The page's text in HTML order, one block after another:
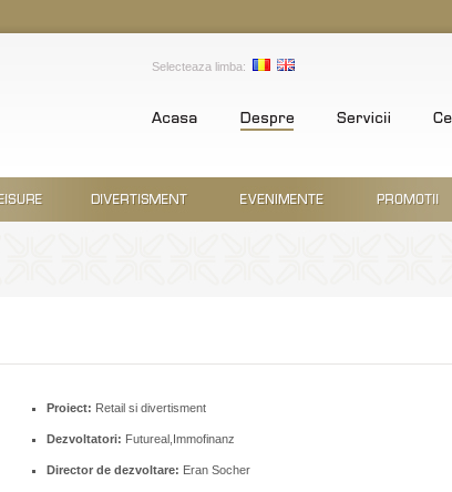
Selecteaza limba:
Proiect: Retail si divertisment
Dezvoltatori: Futureal,Immofinanz
Director de dezvoltare: Eran Socher